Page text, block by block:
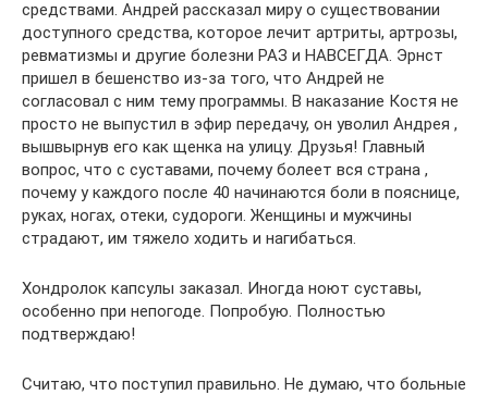
средствами. Андрей рассказал миру о существовании
доступного средства, которое лечит артриты, артрозы,
ревматизмы и другие болезни РАЗ и НАВСЕГДА. Эрнст
пришел в бешенство из-за того, что Андрей не
согласовал с ним тему программы. В наказание Костя не
просто не выпустил в эфир передачу, он уволил Андрея ,
вышвырнув его как щенка на улицу. Друзья! Главный
вопрос, что с суставами, почему болеет вся страна ,
почему у каждого после 40 начинаются боли в пояснице,
руках, ногах, отеки, судороги. Женщины и мужчины
страдают, им тяжело ходить и нагибаться.
Хондролок капсулы заказал. Иногда ноют суставы,
особенно при непогоде. Попробую. Полностью
подтверждаю!
Считаю, что поступил правильно. Не думаю, что больные